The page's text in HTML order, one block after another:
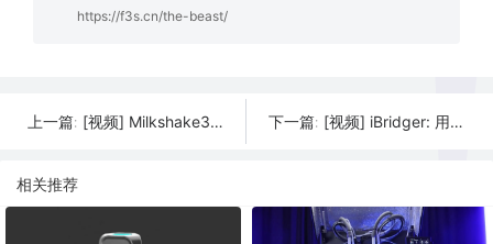
https://f3s.cn/the-beast/
上一篇: [视频] Milkshake3D: 艺术家的 DLP 3D打印机 – 最大288毫米 下一篇: [视频] iBridger: 用于大规模打印的工业 FDM 3D打印机
相关推荐